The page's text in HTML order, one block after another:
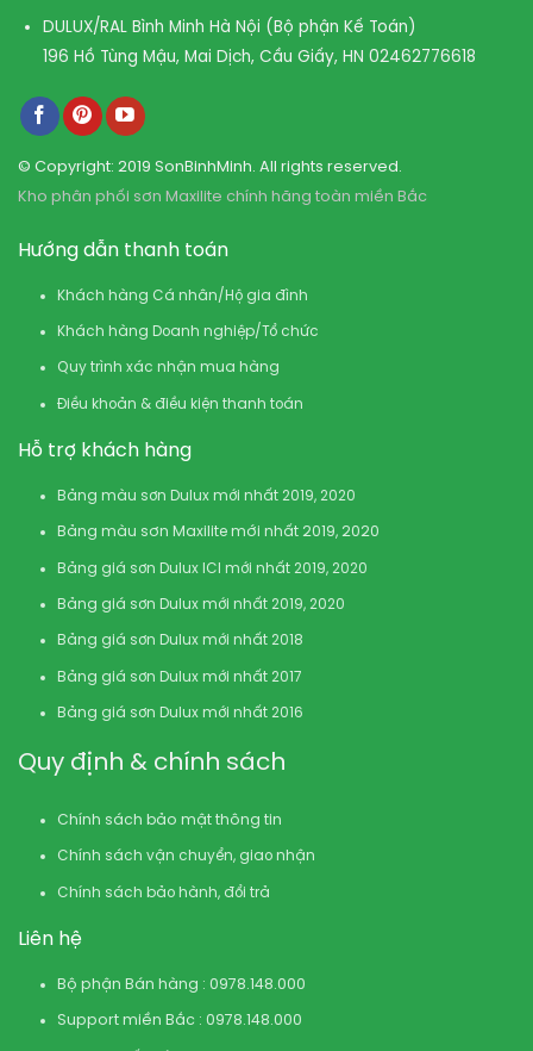
DULUX/RAL Bình Minh Hà Nội (Bộ phận Kế Toán)
196 Hồ Tùng Mậu, Mai Dịch, Cầu Giấy, HN 02462776618
© Copyright: 2019 SonBinhMinh. All rights reserved.
Kho phân phối sơn Maxilite chính hãng toàn miền Bắc
Hướng dẫn thanh toán
Khách hàng Cá nhân/Hộ gia đình
Khách hàng Doanh nghiệp/Tổ chức
Quy trình xác nhận mua hàng
Điều khoản & điều kiện thanh toán
Hỗ trợ khách hàng
Bảng màu sơn Dulux mới nhất 2019, 2020
Bảng màu sơn Maxilite mới nhất 2019, 2020
Bảng giá sơn Dulux ICI mới nhất 2019, 2020
Bảng giá sơn Dulux mới nhất 2019, 2020
Bảng giá sơn Dulux mới nhất 2018
Bảng giá sơn Dulux mới nhất 2017
Bảng giá sơn Dulux mới nhất 2016
Quy định & chính sách
Chính sách bảo mật thông tin
Chính sách vận chuyển, giao nhận
Chính sách bảo hành, đổi trả
Liên hệ
Bộ phận Bán hàng : 0978.148.000
Support miền Bắc : 0978.148.000